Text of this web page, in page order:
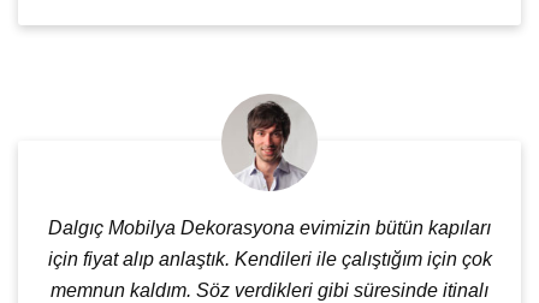
Dalgıç Mobilya Dekorasyona evimizin bütün kapıları
için fiyat alıp anlaştık. Kendileri ile çalıştığım için çok
memnun kaldım. Söz verdikleri gibi süresinde itinalı